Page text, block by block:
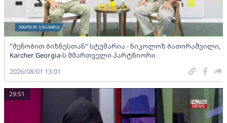
"შენობით ბიზნესთან" სტუმარია - ნიკოლოზ ბათირაშვილი,
Karcher Georgia-ს მმართველი პარტნიორი
2026/08/01 13:01
29:51